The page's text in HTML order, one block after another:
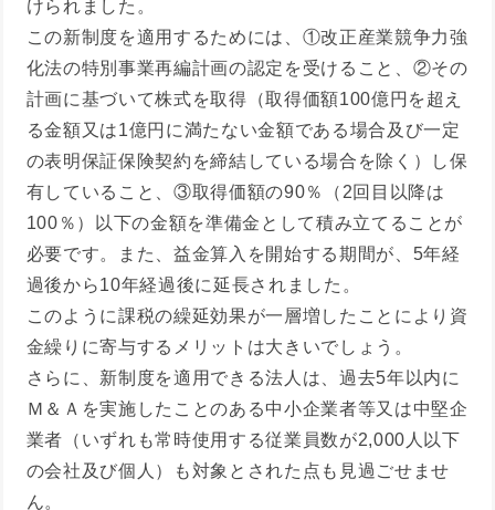
けられました。
この新制度を適用するためには、①改正産業競争力強
化法の特別事業再編計画の認定を受けること、②その
計画に基づいて株式を取得（取得価額100億円を超え
る金額又は1億円に満たない金額である場合及び一定
の表明保証保険契約を締結している場合を除く）し保
有していること、③取得価額の90％（2回目以降は
100％）以下の金額を準備金として積み立てることが
必要です。また、益金算入を開始する期間が、5年経
過後から10年経過後に延長されました。
このように課税の繰延効果が一層増したことにより資
金繰りに寄与するメリットは大きいでしょう。
さらに、新制度を適用できる法人は、過去5年以内に
Ｍ＆Ａを実施したことのある中小企業者等又は中堅企
業者（いずれも常時使用する従業員数が2,000人以下
の会社及び個人）も対象とされた点も見過ごせませ
ん。